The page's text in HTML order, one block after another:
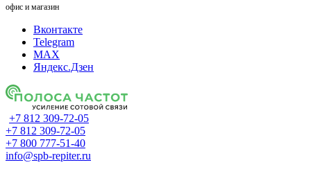
офис и магазин
Вконтакте
Telegram
MAX
Яндекс.Дзен
+7 812 309-72-05
+7 812 309-72-05
+7 800 777-51-40
info@spb-repiter.ru